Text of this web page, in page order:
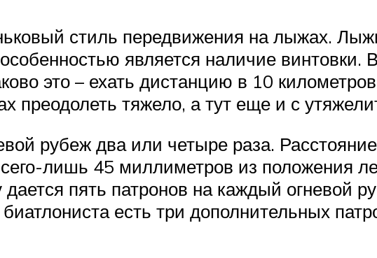
стиль передвижения на лыжах.
является наличие винтовки.
это – ехать дистанцию в 10
преодолеть тяжело, а тут еще и с
рубеж два или четыре раза.
лишь 45 миллиметров из положения
пять патронов на каждый огневой
есть три дополнительных